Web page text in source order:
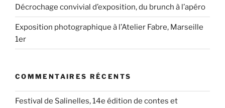
Décrochage convivial d’exposition, du brunch à l’apéro
Exposition photographique à l’Atelier Fabre, Marseille
1er
COMMENTAIRES RÉCENTS
Festival de Salinelles, 14e édition de contes et